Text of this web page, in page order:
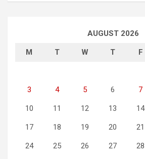
AUGUST 2026
M T W T F
3 4 5 6 7
10 11 12 13 14
17 18 19 20 21
24 25 26 27 28